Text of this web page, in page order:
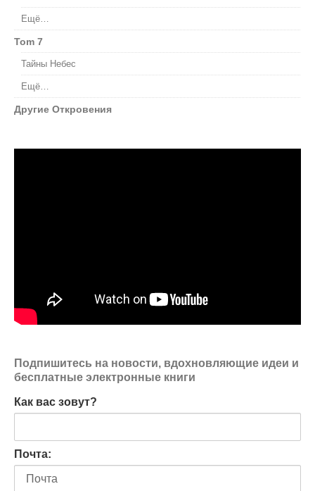
Ещё…
Tom 7
Тайны Небес
Ещё…
Другие Откровения
Подпишитесь на новости, вдохновляющие идеи и
бесплатные электронные книги
Как вас зовут?
Почта: